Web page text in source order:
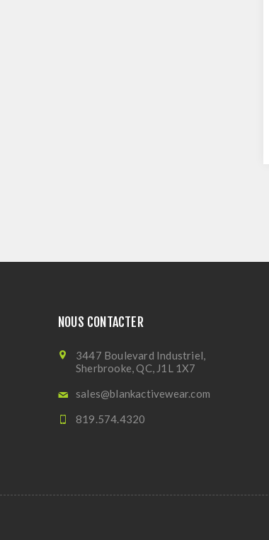
NOUS CONTACTER
3447 Boulevard Industriel,
Sherbrooke, QC, J1L 1X7
sales@blankactivewear.com
819.574.4320